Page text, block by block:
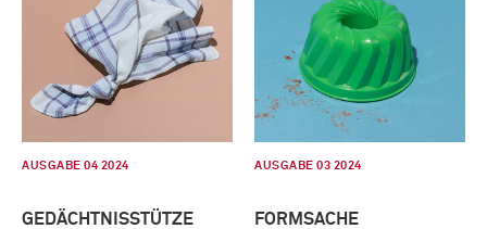
AUSGABE 04 2024
GEDÄCHTNISSTÜTZE
AUSGABE 03 2024
FORMSACHE